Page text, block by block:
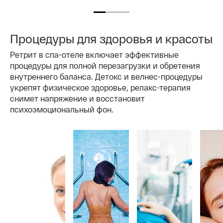
Процедуры для здоровья и красоты
Ретрит в спа-отеле включает эффективные
процедуры для полной перезагрузки и обретения
внутреннего баланса. Детокс и велнес-процедуры
укрепят физическое здоровье, релакс-терапия
снимет напряжение и восстановит
психоэмоциональный фон.